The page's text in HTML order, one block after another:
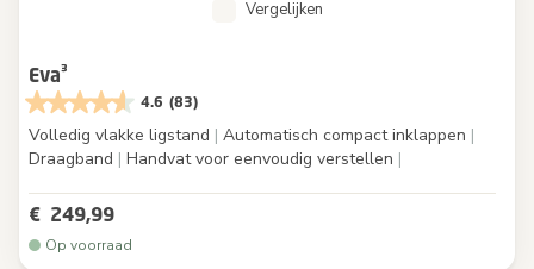
Vergelijken
Eva³
4.6 (83)
Volledig vlakke ligstand | Automatisch compact inklappen |
Draagband | Handvat voor eenvoudig verstellen |
€ 249,99
Op voorraad